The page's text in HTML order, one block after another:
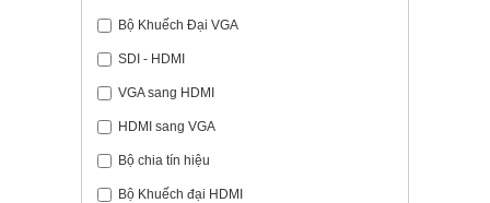
Bộ Khuếch Đại VGA
SDI - HDMI
VGA sang HDMI
HDMI sang VGA
Bộ chia tín hiệu
Bộ Khuếch đại HDMI